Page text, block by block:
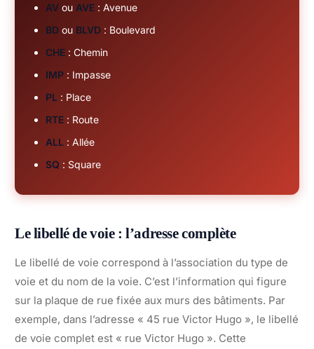
AV ou AVE : Avenue
BD ou BLVD : Boulevard
CHE : Chemin
IMP : Impasse
PL : Place
RTE : Route
ALL : Allée
SQ : Square
Le libellé de voie : l’adresse complète
Le libellé de voie correspond à l’association du type de
voie et du nom de la voie. C’est l’information qui figure
sur la plaque de rue fixée aux murs des bâtiments. Par
exemple, dans l’adresse « 45 rue Victor Hugo », le libellé
de voie complet est « rue Victor Hugo ». Cette